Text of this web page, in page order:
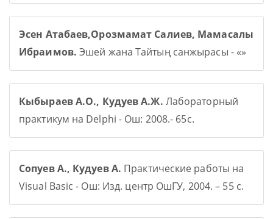
Эсен Атабаев,Орозмамат Салиев, Мамасалы
Ибраимов. Эшей жана Тайтың санжырасы - «»
Кыбыраев А.О., Кудуев А.Ж. Лабораторный
практикум на Delphi - Ош: 2008.- 65с.
Сопуев А., Кудуев А. Практические работы на
Visual Basic - Ош: Изд. центр ОшГУ, 2004. – 55 с.